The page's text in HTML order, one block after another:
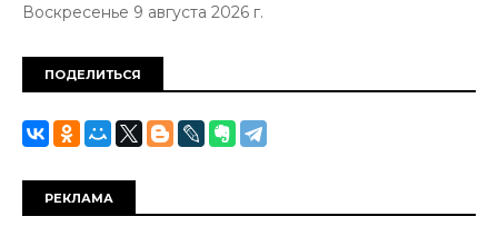
Воскресенье 9 августа 2026 г.
ПОДЕЛИТЬСЯ
РЕКЛАМА